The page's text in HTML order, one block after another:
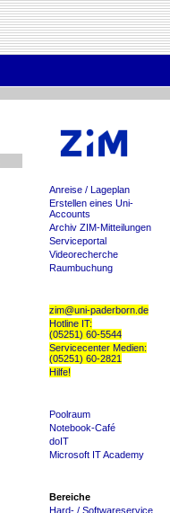
Anreise / Lageplan
Erstellen eines Uni-
Accounts
Archiv ZIM-Mitteilungen
Serviceportal
Videorecherche
Raumbuchung
zim@uni-paderborn.de
Hotline IT:
(05251) 60-5544
Servicecenter Medien:
(05251) 60-2821
Hilfe!
Poolraum
Notebook-Café
doIT
Microsoft IT Academy
Bereiche
Hard- / Softwareservice